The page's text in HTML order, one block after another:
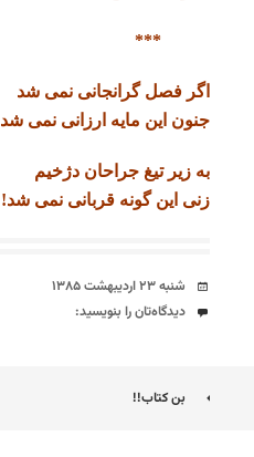
***
اگر فصل گرانجانی نمی شد
جنون این مایه ارزانی نمی شد
به زیر تیغ جراحان دژخیم
زنی این گونه قربانی نمی شد!
تاریخ
شنبه ۲۳ اردیبهشت ۱۳۸۵
دیدگاه‌ها
دیدگاه‌تان را بنویسید:
ناوبری
بن کتاب!!